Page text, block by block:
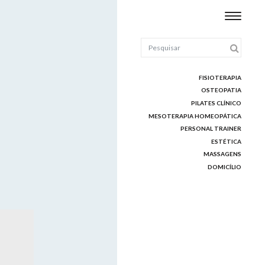
FISIOTERAPIA
OSTEOPATIA
PILATES CLÍNICO
MESOTERAPIA HOMEOPÁTICA
PERSONAL TRAINER
ESTÉTICA
MASSAGENS
DOMICÍLIO